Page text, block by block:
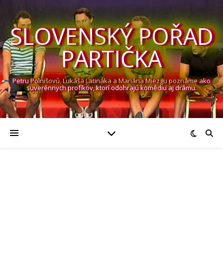
SLOVENSKÝ POŘAD
PARTIČKA
Petru Polnišovú, Lukáša Latináka a Mariána Miezgu poznáme ako
suverénnych profíkov, ktorí odohrajú komédiu aj drámu.